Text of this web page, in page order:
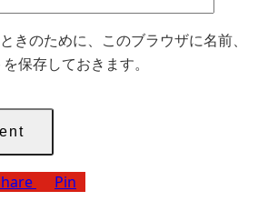
きのために、このブラウザに名前、
保存しておきます。
Pin